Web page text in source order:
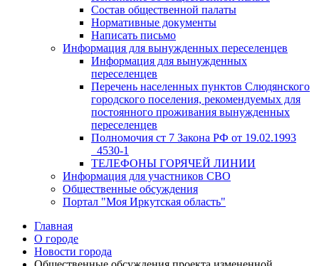
Состав общественной палаты
Нормативные документы
Написать письмо
Информация для вынужденных переселенцев
Информация для вынужденных
переселенцев
Перечень населенных пунктов Слюдянского
городского поселения, рекомендуемых для
постоянного проживания вынужденных
переселенцев
Полномочия ст 7 Закона РФ от 19.02.1993
_4530-1
ТЕЛЕФОНЫ ГОРЯЧЕЙ ЛИНИИ
Информация для участников СВО
Общественные обсуждения
Портал "Моя Иркутская область"
Главная
О городе
Новости города